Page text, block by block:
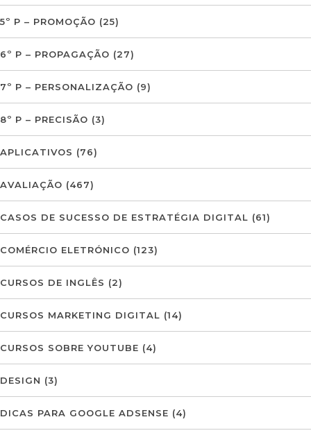
5º P – PROMOÇÃO (25)
6º P – PROPAGAÇÃO (27)
7º P – PERSONALIZAÇÃO (9)
8º P – PRECISÃO (3)
APLICATIVOS (76)
AVALIAÇÃO (467)
CASOS DE SUCESSO DE ESTRATÉGIA DIGITAL (61)
COMÉRCIO ELETRÓNICO (123)
CURSOS DE INGLÊS (2)
CURSOS MARKETING DIGITAL (14)
CURSOS SOBRE YOUTUBE (4)
DESIGN (3)
DICAS PARA GOOGLE ADSENSE (4)